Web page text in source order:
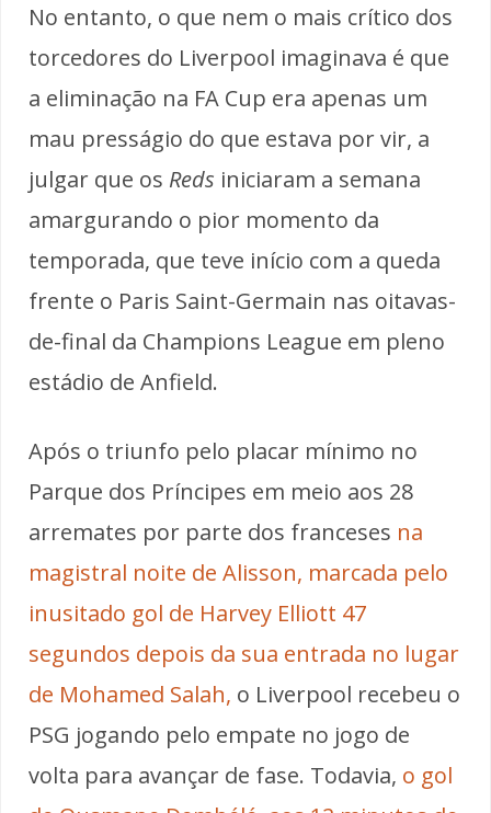
No entanto, o que nem o mais crítico dos
torcedores do Liverpool imaginava é que
a eliminação na FA Cup era apenas um
mau presságio do que estava por vir, a
julgar que os Reds iniciaram a semana
amargurando o pior momento da
temporada, que teve início com a queda
frente o Paris Saint-Germain nas oitavas-
de-final da Champions League em pleno
estádio de Anfield.
Após o triunfo pelo placar mínimo no
Parque dos Príncipes em meio aos 28
arremates por parte dos franceses na
magistral noite de Alisson, marcada pelo
inusitado gol de Harvey Elliott 47
segundos depois da sua entrada no lugar
de Mohamed Salah, o Liverpool recebeu o
PSG jogando pelo empate no jogo de
volta para avançar de fase. Todavia, o gol